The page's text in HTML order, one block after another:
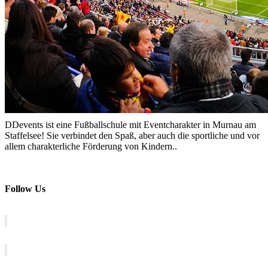
DDevents ist eine Fußballschule mit Eventcharakter in Murnau am
Staffelsee! Sie verbindet den Spaß, aber auch die sportliche und vor
allem charakterliche Förderung von Kindern..
Follow Us